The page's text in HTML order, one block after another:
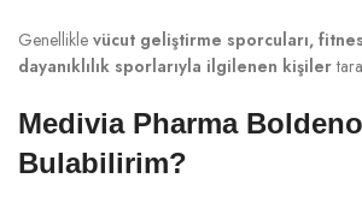
Genellikle vücut geliştirme sporcuları,
dayanıklılık sporlarıyla ilgilenen kişiler
Medivia Pharma
Bulabilirim?